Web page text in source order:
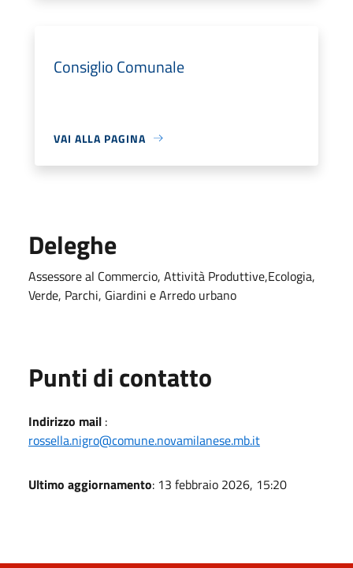
Consiglio Comunale
VAI ALLA PAGINA
Deleghe
Assessore al Commercio, Attività Produttive,Ecologia,
Verde, Parchi, Giardini e Arredo urbano
Punti di contatto
Indirizzo mail :
rossella.nigro@comune.novamilanese.mb.it
Ultimo aggiornamento: 13 febbraio 2026, 15:20